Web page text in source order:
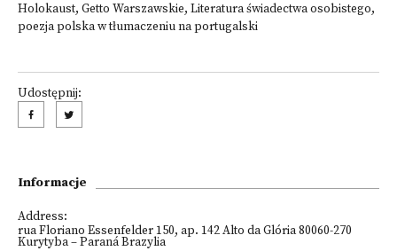
Holokaust, Getto Warszawskie, Literatura świadectwa osobistego,
poezja polska w tłumaczeniu na portugalski
Udostępnij:
Informacje
Address:
rua Floriano Essenfelder 150, ap. 142 Alto da Glória80060-270
Kurytyba – Paraná Brazylia